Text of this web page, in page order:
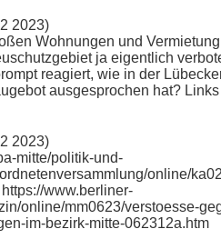
2023)
Wohnungen und
ja eigentlich
reagiert, wie in der
ausgesprochen hat?
2023)
mitte/politik-und-
online/
www.berliner-
online/mm0623/verstoesse-
im-bezirk-mitte-062312a.htm